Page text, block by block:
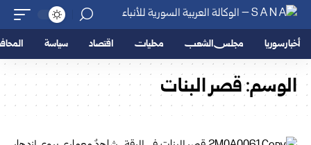
أخبار سوريا مجلس الشعب محليات اقتصاد سياسة
الوسم:قصر البنات